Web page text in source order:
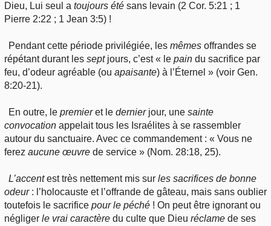
Dieu, Lui seul a toujours été sans levain (2 Cor. 5:21 ; 1
Pierre 2:22 ; 1 Jean 3:5) !
Pendant cette période privilégiée, lesmêmes offrandes se
répétant durant les septjours, c’est « le pain du sacrifice par
feu, d’odeur agréable (ou apaisante) à l’Éternel » (voir Gen.
8:20-21).
En outre, lepremieret ledernierjour, unesainte
convocation appelait tous les Israélites à se rassembler
autour du sanctuaire. Avec ce commandement : « Vous ne
ferez aucune œuvre de service » (Nom. 28:18, 25).
L’accentest très nettement mis surles sacrifices de bonne
odeur: l’holocauste et l’offrande de gâteau, mais sans oublier
toutefois le sacrifice pourle péché ! On peut être ignorant ou
négliger le vrai caractère du culte que Dieu réclame de ses